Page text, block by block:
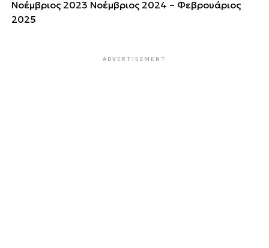
Νοέμβριος 2023 Νοέμβριος 2024 – Φεβρουάριος
2025
ADVERTISEMENT